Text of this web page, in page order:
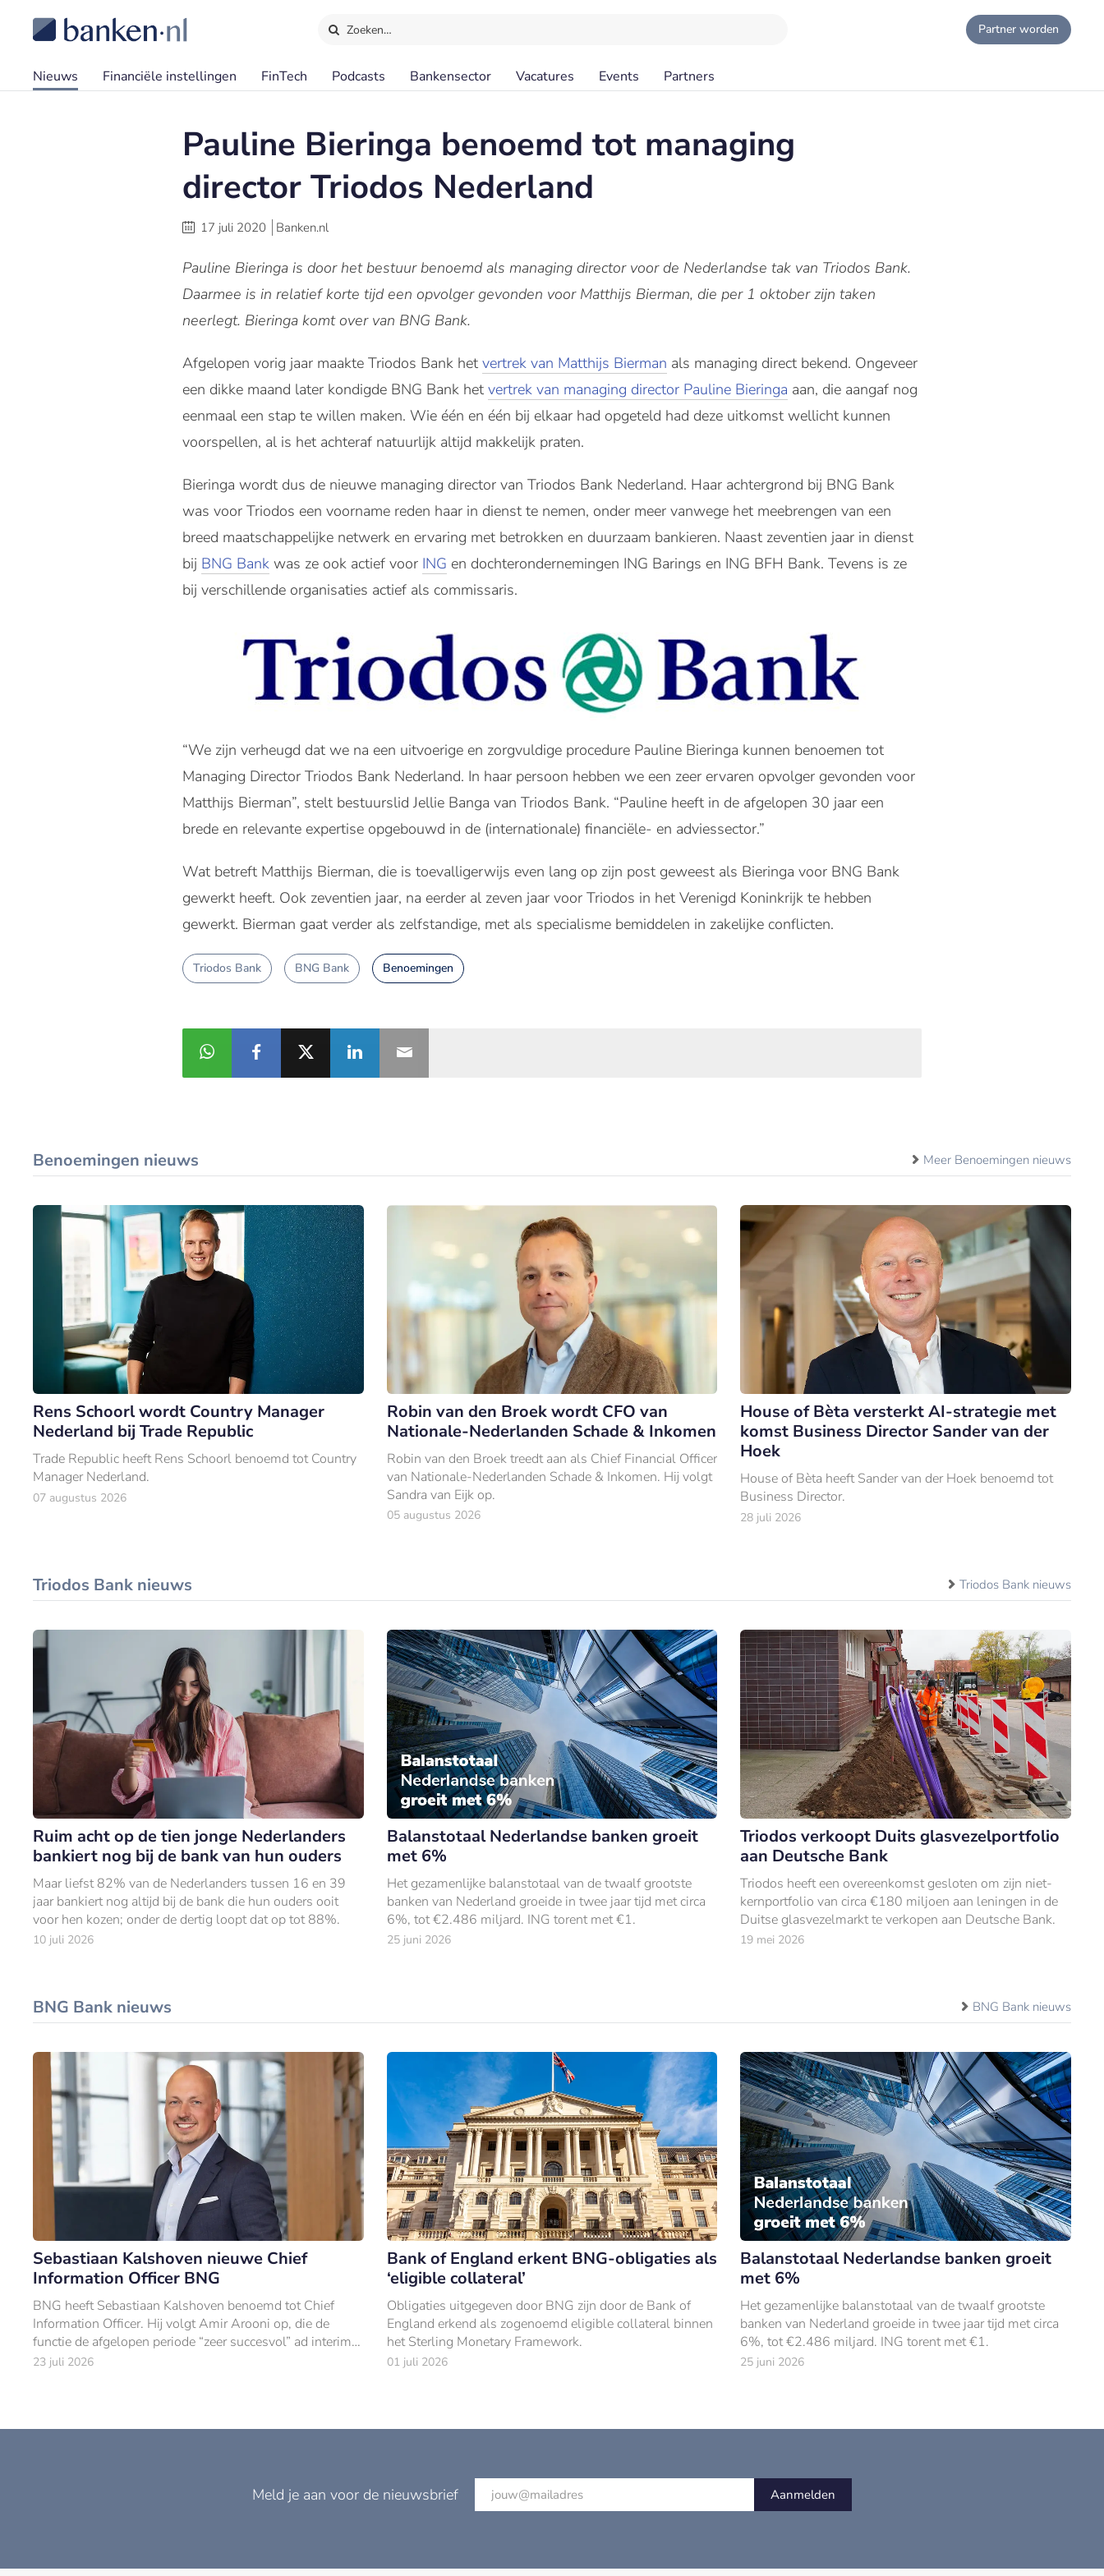
Zoeken… Partner worden
Nieuws Financiële instellingen FinTech Podcasts Bankensector Vacatures Events Partners
Pauline Bieringa benoemd tot managing
director Triodos Nederland
17 juli 2020 Banken.nl
Pauline Bieringa is door het bestuur benoemd als managing director voor de Nederlandse tak van Triodos Bank.
Daarmee is in relatief korte tijd een opvolger gevonden voor Matthijs Bierman, die per 1 oktober zijn taken
neerlegt. Bieringa komt over van BNG Bank.
Afgelopen vorig jaar maakte Triodos Bank het vertrek van Matthijs Bierman als managing direct bekend. Ongeveer
een dikke maand later kondigde BNG Bank het vertrek van managing director Pauline Bieringa aan, die aangaf nog
eenmaal een stap te willen maken. Wie één en één bij elkaar had opgeteld had deze uitkomst wellicht kunnen
voorspellen, al is het achteraf natuurlijk altijd makkelijk praten.
Bieringa wordt dus de nieuwe managing director van Triodos Bank Nederland. Haar achtergrond bij BNG Bank
was voor Triodos een voorname reden haar in dienst te nemen, onder meer vanwege het meebrengen van een
breed maatschappelijke netwerk en ervaring met betrokken en duurzaam bankieren. Naast zeventien jaar in dienst
bij BNG Bank was ze ook actief voor ING en dochterondernemingen ING Barings en ING BFH Bank. Tevens is ze
bij verschillende organisaties actief als commissaris.
“We zijn verheugd dat we na een uitvoerige en zorgvuldige procedure Pauline Bieringa kunnen benoemen tot
Managing Director Triodos Bank Nederland. In haar persoon hebben we een zeer ervaren opvolger gevonden voor
Matthijs Bierman”, stelt bestuurslid Jellie Banga van Triodos Bank. “Pauline heeft in de afgelopen 30 jaar een
brede en relevante expertise opgebouwd in de (internationale) financiële- en adviessector.”
Wat betreft Matthijs Bierman, die is toevalligerwijs even lang op zijn post geweest als Bieringa voor BNG Bank
gewerkt heeft. Ook zeventien jaar, na eerder al zeven jaar voor Triodos in het Verenigd Koninkrijk te hebben
gewerkt. Bierman gaat verder als zelfstandige, met als specialisme bemiddelen in zakelijke conflicten.
Triodos Bank BNG Bank Benoemingen
Benoemingen nieuws Meer Benoemingen nieuws
Rens Schoorl wordt Country Manager
Nederland bij Trade Republic
Trade Republic heeft Rens Schoorl benoemd tot Country
Manager Nederland.
07 augustus 2026
Robin van den Broek wordt CFO van
Nationale-Nederlanden Schade & Inkomen
Robin van den Broek treedt aan als Chief Financial Officer
van Nationale-Nederlanden Schade & Inkomen. Hij volgt
Sandra van Eijk op.
05 augustus 2026
House of Bèta versterkt AI-strategie met
komst Business Director Sander van der
Hoek
House of Bèta heeft Sander van der Hoek benoemd tot
Business Director.
28 juli 2026
Triodos Bank nieuws Triodos Bank nieuws
Ruim acht op de tien jonge Nederlanders
bankiert nog bij de bank van hun ouders
Maar liefst 82% van de Nederlanders tussen 16 en 39
jaar bankiert nog altijd bij de bank die hun ouders ooit
voor hen kozen; onder de dertig loopt dat op tot 88%.
10 juli 2026
Balanstotaal Nederlandse banken groeit
met 6%
Het gezamenlijke balanstotaal van de twaalf grootste
banken van Nederland groeide in twee jaar tijd met circa
6%, tot €2.486 miljard. ING torent met €1.
25 juni 2026
Triodos verkoopt Duits glasvezelportfolio
aan Deutsche Bank
Triodos heeft een overeenkomst gesloten om zijn niet-
kernportfolio van circa €180 miljoen aan leningen in de
Duitse glasvezelmarkt te verkopen aan Deutsche Bank.
19 mei 2026
BNG Bank nieuws BNG Bank nieuws
Sebastiaan Kalshoven nieuwe Chief
Information Officer BNG
BNG heeft Sebastiaan Kalshoven benoemd tot Chief
Information Officer. Hij volgt Amir Arooni op, die de
functie de afgelopen periode “zeer succesvol” ad interim
vervulde.
23 juli 2026
Bank of England erkent BNG-obligaties als
‘eligible collateral’
Obligaties uitgegeven door BNG zijn door de Bank of
England erkend als zogenoemd eligible collateral binnen
het Sterling Monetary Framework.
01 juli 2026
Balanstotaal Nederlandse banken groeit
met 6%
Het gezamenlijke balanstotaal van de twaalf grootste
banken van Nederland groeide in twee jaar tijd met circa
6%, tot €2.486 miljard. ING torent met €1.
25 juni 2026
Meld je aan voor de nieuwsbrief Aanmelden